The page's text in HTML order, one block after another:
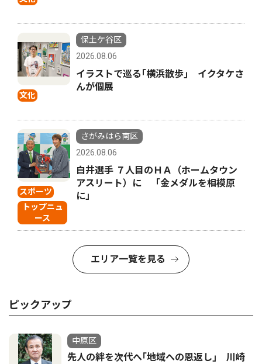
文化
保土ケ谷区
2026.08.06
イラストで巡る｢横浜散歩｣ イクタケさ
んが個展
スポーツ
トップニュ
ース
さがみはら南区
2026.08.06
白井選手 ７人目のＨＡ（ホームタウン
アスリート）に 「金メダルを相模原
に」
エリア一覧を見る
ピックアップ
中原区
先人の絆を次代へ｢地域への恩返し｣ 川崎